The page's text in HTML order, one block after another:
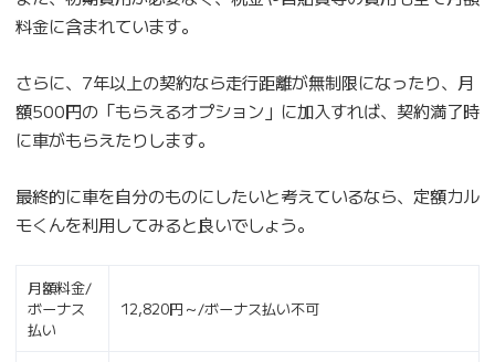
料金に含まれています。
さらに、7年以上の契約なら走行距離が無制限になったり、月
額500円の「もらえるオプション」に加入すれば、契約満了時
に車がもらえたりします。
最終的に車を自分のものにしたいと考えているなら、定額カル
モくんを利用してみると良いでしょう。
月額料金/
ボーナス
払い
12,820円～/ボーナス払い不可